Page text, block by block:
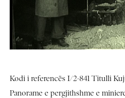
Kodi i referencës I/2-841 Titulli
Panorame e pergjithshme e